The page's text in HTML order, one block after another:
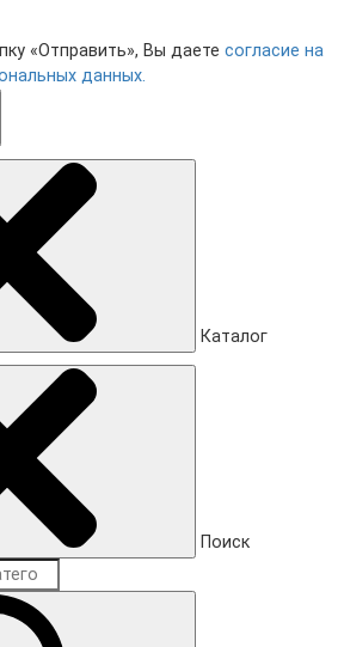
«Отправить», Вы даете согласие на
данных.
Каталог
Поиск